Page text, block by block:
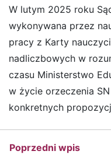
W lutym 2025 roku
wykonywana przez
pracy z Karty
nadliczbowych w
czasu Ministerstwo
w życie orzeczenia
konkretnych
Poprzedni wpis